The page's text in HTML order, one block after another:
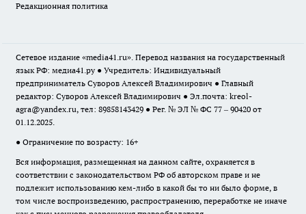
Редакционная политика
Сетевое издание «media41.ru». Перевод названия на государственный
язык РФ: медиа41.ру ● Учредитель: Индивидуальный
предприниматель Суворов Алексей Владимирович ● Главный
редактор: Суворов Алексей Владимирович ● Эл.почта: kreol-
agra@yandex.ru, тел: 89858143429 ● Рег. № ЭЛ № ФС 77 – 90420 от
01.12.2025.
● Ограничение по возрасту: 16+
Вся информация, размещенная на данном сайте, охраняется в
соответствии с законодательством РФ об авторском праве и не
подлежит использованию кем-либо в какой бы то ни было форме, в
том числе воспроизведению, распространению, переработке не иначе